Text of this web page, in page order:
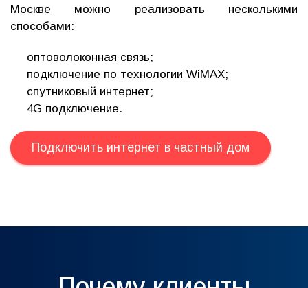
Москве можно реализовать несколькими
способами:
оптоволоконная связь;
подключение по технологии WiMAX;
спутниковый интернет;
4G подключение.
Подключить интернет в частный дом